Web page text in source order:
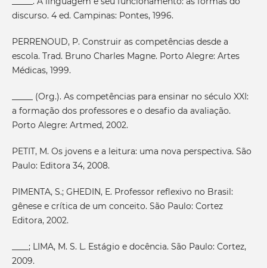
discurso. 4 ed. Campinas: Pontes, 1996.
PERRENOUD, P. Construir as competências desde a
escola. Trad. Bruno Charles Magne. Porto Alegre: Artes
Médicas, 1999.
_____ (Org.). As competências para ensinar no século XXI:
a formação dos professores e o desafio da avaliação.
Porto Alegre: Artmed, 2002.
PETIT, M. Os jovens e a leitura: uma nova perspectiva. São
Paulo: Editora 34, 2008.
PIMENTA, S.; GHEDIN, E. Professor reflexivo no Brasil:
gênese e crítica de um conceito. São Paulo: Cortez
Editora, 2002.
____; LIMA, M. S. L. Estágio e docência. São Paulo: Cortez,
2009.